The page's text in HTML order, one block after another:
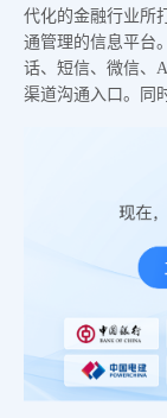
代化的金融行业所
通管理的信息平台
话、短信、微信、
渠道沟通入口。同